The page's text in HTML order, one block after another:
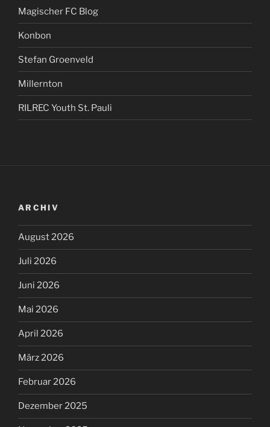
Magischer FC Blog
Konbon
Stefan Groenveld
Millernton
RILREC Youth St. Pauli
ARCHIV
August 2026
Juli 2026
Juni 2026
Mai 2026
April 2026
März 2026
Februar 2026
Dezember 2025